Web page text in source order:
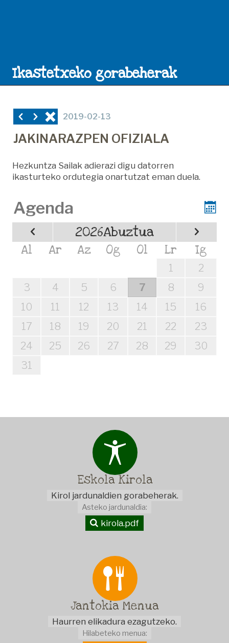
Ikastetxeko gorabeherak
2019-02-13
JAKINARAZPEN OFIZIALA
Hezkuntza Sailak adierazi digu datorren
ikasturteko ordutegia onartutzat eman duela.
Agenda
EskolaKirola
Kirol jardunaldien gorabeherak.
Asteko jardunaldia:
kirola.pdf
JantokiaMenua
Haurren elikadura ezagutzeko.
Hilabeteko menua: